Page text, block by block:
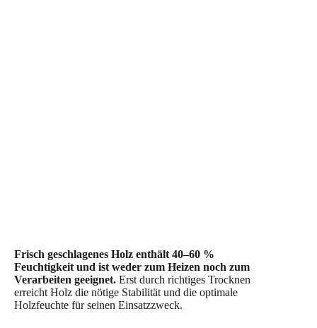
Frisch geschlagenes Holz enthält 40–60 %
Feuchtigkeit und ist weder zum Heizen noch zum
Verarbeiten geeignet. Erst durch richtiges Trocknen
erreicht Holz die nötige Stabilität und die optimale
Holzfeuchte für seinen Einsatzzweck.